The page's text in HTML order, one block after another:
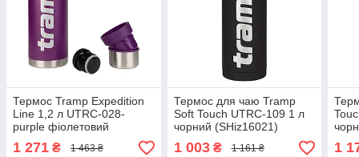
Термос Tramp Expedition
Line 1,2 л UTRC-028-
purple фіолетовий
(SHiz16027)
1 271 ₴ 1 463 ₴
Термос для чаю Tramp
Soft Touch UTRC-109 1 л
чорний (SHiz16021)
1 003₴ 1 161 ₴ 1